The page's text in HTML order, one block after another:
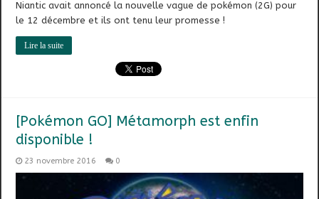
Niantic avait annoncé la nouvelle vague de pokémon (2G) pour
le 12 décembre et ils ont tenu leur promesse !
Lire la suite
[Pokémon GO] Métamorph est enfin
disponible !
23 novembre 2016 0